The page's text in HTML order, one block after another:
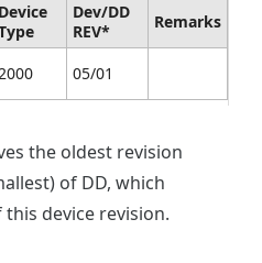
Device
Dev/DD
REV*
Remarks
05/01
the oldest revision
of DD, which
device revision.